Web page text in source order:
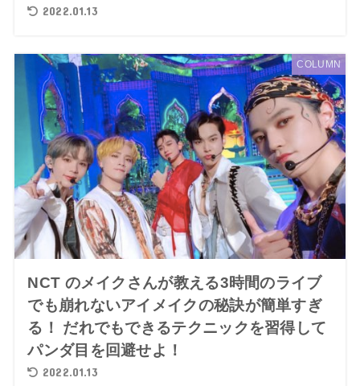
2022.01.13
COLUMN
NCT のメイクさんが教える3時間のライブ
でも崩れないアイメイクの秘訣が簡単すぎ
る！ だれでもできるテクニックを習得して
パンダ目を回避せよ！
2022.01.13